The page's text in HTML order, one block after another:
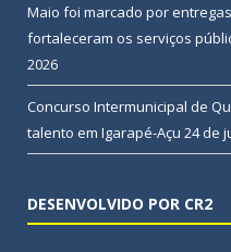
Maio foi marcado por
fortaleceram os serviços
2026
Concurso Intermunicipal de
talento em Igarapé-Açu 24 de
DESENVOLVIDO POR CR2